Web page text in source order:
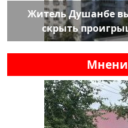
Житель Душанбе
скрыть